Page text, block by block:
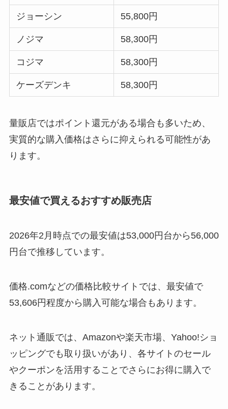
ジョーシン 55,800円
ノジマ 58,300円
コジマ 58,300円
ケーズデンキ 58,300円
量販店ではポイント還元がある場合も多いため、
実質的な購入価格はさらに抑えられる可能性があ
ります。
最安値で買えるおすすめ販売店
2026年2月時点での最安値は53,000円台から56,000
円台で推移しています。
価格.comなどの価格比較サイトでは、最安値で
53,606円程度から購入可能な場合もあります。
ネット通販では、Amazonや楽天市場、Yahoo!ショ
ッピングでも取り扱いがあり、各サイトのセール
やクーポンを活用することでさらにお得に購入で
きることがあります。